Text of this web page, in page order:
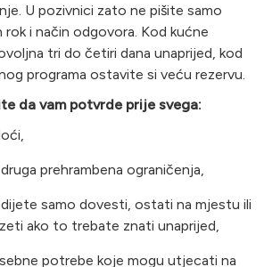
U pozivnici zato ne pišite samo
rok i način odgovora. Kod kućne
tri do četiri dana unaprijed, kod
programa ostavite si veću rezervu.
da vam potvrde prije svega:
prehrambena ograničenja,
samo dovesti, ostati na mjestu ili
ako to trebate znati unaprijed,
potrebe koje mogu utjecati na